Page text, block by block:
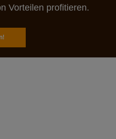
Vorteilen profitieren.